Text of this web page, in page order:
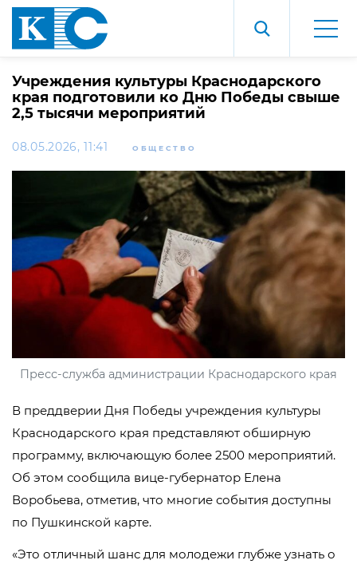
Учреждения культуры Краснодарского
края подготовили ко Дню Победы свыше
2,5 тысячи мероприятий
08.05.2026, 11:41 ОБЩЕСТВО
Пресс-служба администрации Краснодарского края
В преддверии Дня Победы учреждения культуры
Краснодарского края представляют обширную
программу, включающую более 2500 мероприятий.
Об этом сообщила вице-губернатор Елена
Воробьева, отметив, что многие события доступны
по Пушкинской карте.
«Это отличный шанс для молодежи глубже узнать о